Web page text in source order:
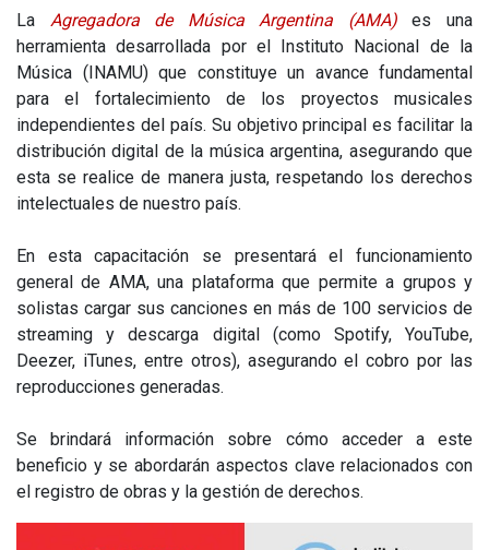
La Agregadora de Música Argentina (AMA)
es una
herramienta desarrollada por el Instituto Nacional de la
Música (INAMU) que constituye un avance fundamental
para el fortalecimiento de los proyectos musicales
independientes del país. Su objetivo principal es facilitar la
distribución digital de la música argentina, asegurando que
esta se realice de manera justa, respetando los derechos
intelectuales de nuestro país.
En esta capacitación se presentará el funcionamiento
general de AMA, una plataforma que permite a grupos y
solistas cargar sus canciones en más de 100 servicios de
streaming y descarga digital (como Spotify, YouTube,
Deezer, iTunes, entre otros), asegurando el cobro por las
reproducciones generadas.
Se brindará información sobre cómo acceder a este
beneficio y se abordarán aspectos clave relacionados con
el registro de obras y la gestión de derechos.